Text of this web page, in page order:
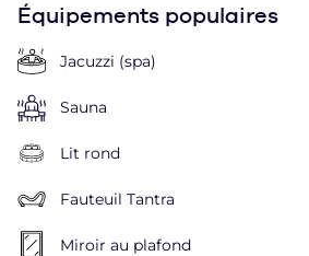
Équipements populaires
Jacuzzi (spa)
Sauna
Lit rond
Fauteuil Tantra
Miroir au plafond